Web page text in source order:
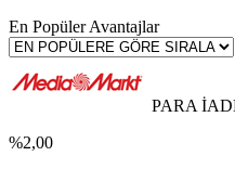
En Popüler Avantajlar
PARA
%2,00